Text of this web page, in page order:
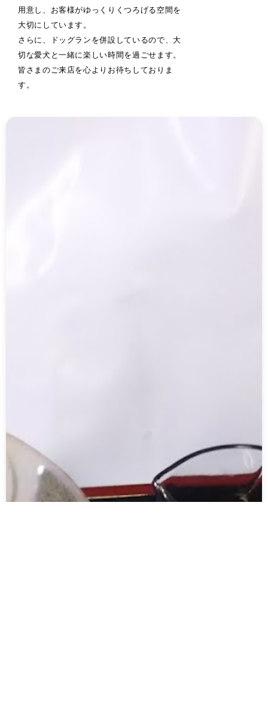
用意し、お客様がゆっくりくつろげる空間を
大切にしています。
さらに、ドッグランを併設しているので、大
切な愛犬と一緒に楽しい時間を過ごせます。
皆さまのご来店を心よりお待ちしておりま
す。